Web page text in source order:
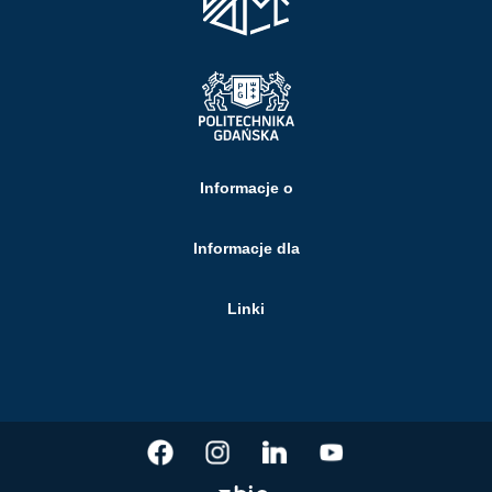
Informacje o
Informacje dla
Linki